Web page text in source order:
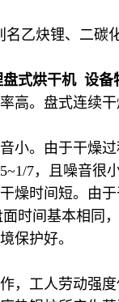
名乙炔锂、二碳
式烘干机 设备
高。盘式连续
小。由于干燥
7，且噪音很小
燥时间短。由
时间基本相同，
保护好。
，工人劳动强度